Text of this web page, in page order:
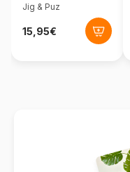
pièces
Jig & Puz